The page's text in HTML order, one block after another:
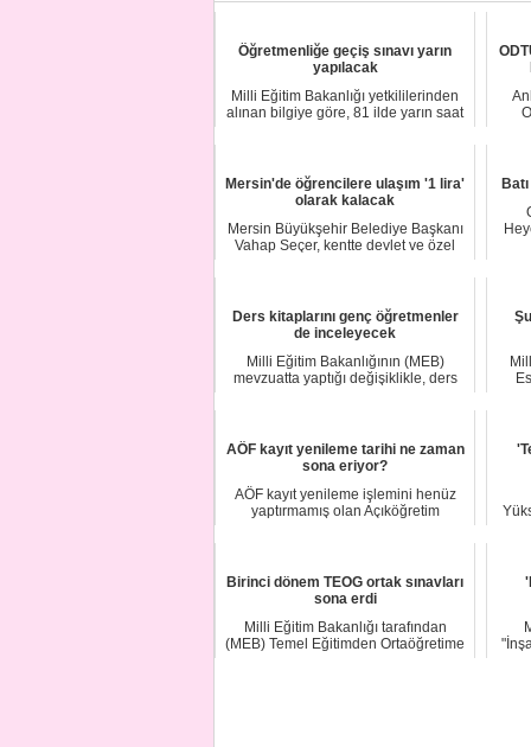
Öğretmenliğe geçiş sınavı yarın
yapılacak
Milli Eğitim Bakanlığı yetkililerinden
alınan bilgiye göre, 81 ilde yarın saat
Mersin'de öğrencilere ulaşım '1 lira'
olarak kalacak
Mersin Büyükşehir Belediye Başkanı
Vahap Seçer, kentte devlet ve özel
Ders kitaplarını genç öğretmenler
de inceleyecek
Milli Eğitim Bakanlığının (MEB)
mevzuatta yaptığı değişiklikle, ders
AÖF kayıt yenileme tarihi ne zaman
sona eriyor?
AÖF kayıt yenileme işlemini henüz
yaptırmamış olan Açıköğretim
Birinci dönem TEOG ortak sınavları
sona erdi
Milli Eğitim Bakanlığı tarafından
(MEB) Temel Eğitimden Ortaöğretime